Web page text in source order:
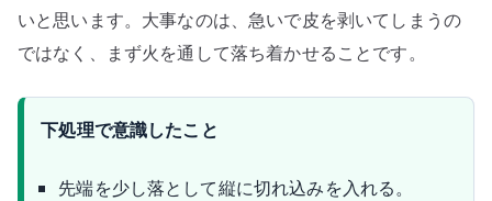
いと思います。大事なのは、急いで皮を剥いてしまうの
ではなく、まず火を通して落ち着かせることです。
下処理で意識したこと
先端を少し落として縦に切れ込みを入れる。